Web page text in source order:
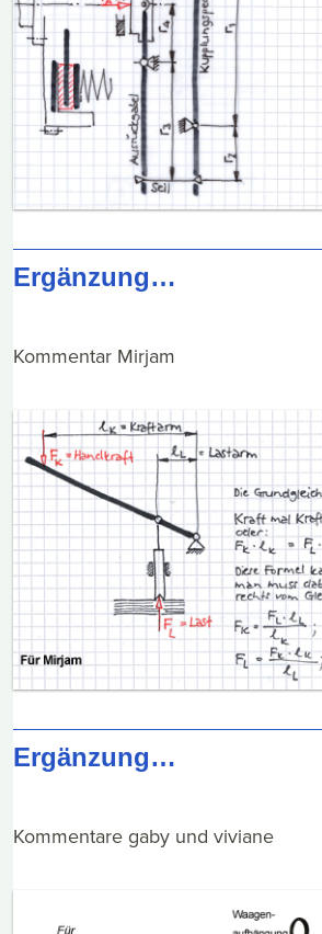
Ergänzung…
Kommentar Mirjam
Ergänzung…
Kommentare gaby und viviane